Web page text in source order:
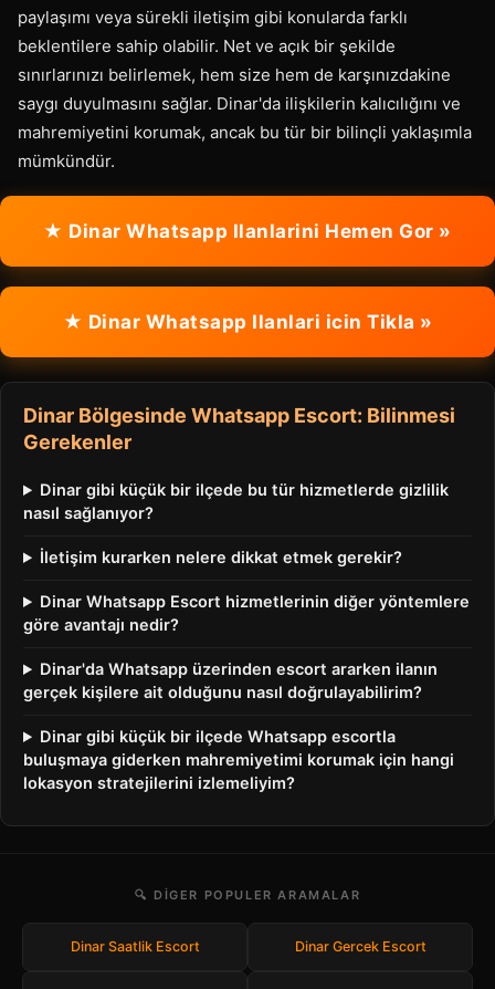
paylaşımı veya sürekli iletişim gibi konularda farklı
beklentilere sahip olabilir. Net ve açık bir şekilde
sınırlarınızı belirlemek, hem size hem de karşınızdakine
saygı duyulmasını sağlar. Dinar'da ilişkilerin kalıcılığını ve
mahremiyetini korumak, ancak bu tür bir bilinçli yaklaşımla
mümkündür.
★ Dinar Whatsapp Ilanlarini Hemen Gor »
★ Dinar Whatsapp Ilanlari icin Tikla »
Dinar Bölgesinde Whatsapp Escort: Bilinmesi
Gerekenler
Dinar gibi küçük bir ilçede bu tür hizmetlerde gizlilik
nasıl sağlanıyor?
İletişim kurarken nelere dikkat etmek gerekir?
Dinar Whatsapp Escort hizmetlerinin diğer yöntemlere
göre avantajı nedir?
Dinar'da Whatsapp üzerinden escort ararken ilanın
gerçek kişilere ait olduğunu nasıl doğrulayabilirim?
Dinar gibi küçük bir ilçede Whatsapp escortla
buluşmaya giderken mahremiyetimi korumak için hangi
lokasyon stratejilerini izlemeliyim?
🔍 DIGER POPULER ARAMALAR
Dinar Saatlik Escort Dinar Gercek Escort